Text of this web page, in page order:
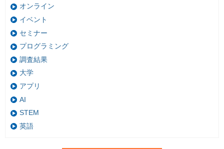
オンライン
イベント
セミナー
プログラミング
調査結果
大学
アプリ
AI
STEM
英語